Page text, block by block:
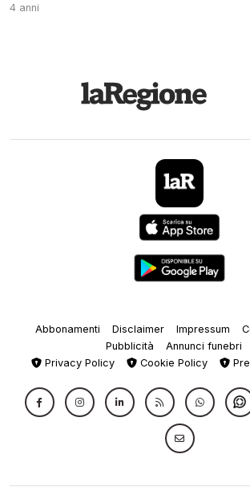
4 anni
Abbonamenti Disclaimer Impressum
Pubblicità
Annunci funebri
Privacy Policy
Cookie Policy